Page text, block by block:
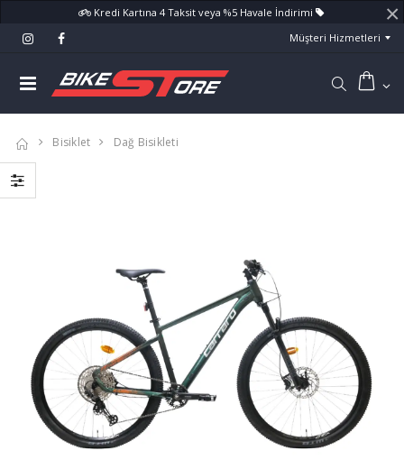
Kredi Kartına 4 Taksit veya %5 Havale İndirimi ×
Müşteri Hizmetleri
Bisiklet Dağ Bisikleti